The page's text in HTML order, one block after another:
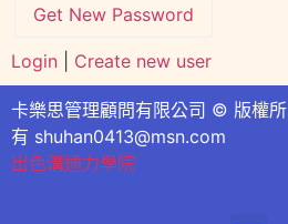
Login Create new user
卡樂思管理顧問有限公司 © 版權所
有 shuhan0413@msn.com
出色溝通力學院